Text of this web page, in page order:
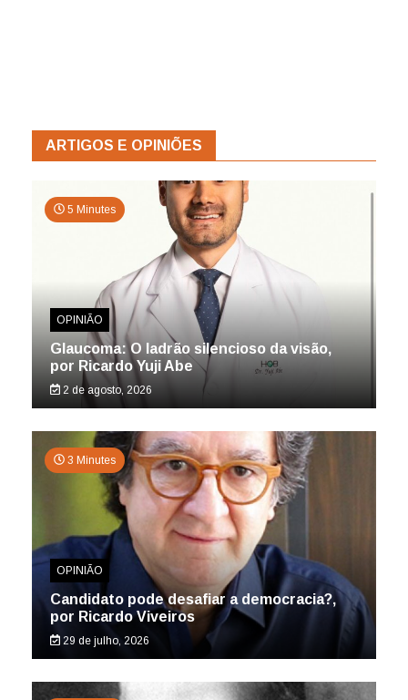
ARTIGOS E OPINIÕES
5 Minutes
OPINIÃO
Glaucoma: O ladrão silencioso da visão,
por Ricardo Yuji Abe
2 de agosto, 2026
3 Minutes
OPINIÃO
Candidato pode desafiar a democracia?,
por Ricardo Viveiros
29 de julho, 2026